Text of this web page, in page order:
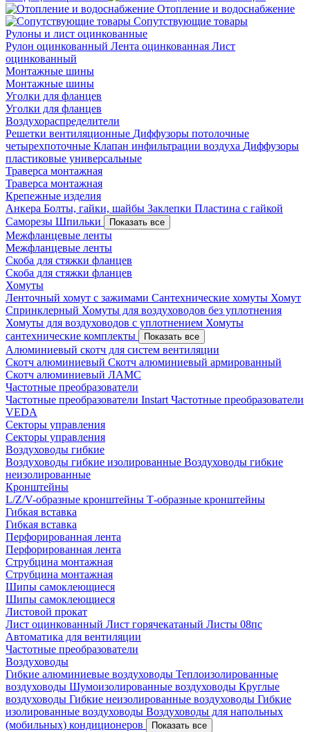
Отопление и водоснабжение
Сопутствующие товары
Рулоны и лист оцинкованные
Рулон оцинкованный Лента оцинкованная Лист
оцинкованный
Монтажные шины
Монтажные шины
Уголки для фланцев
Уголки для фланцев
Воздухораспределители
Решетки вентиляционные Диффузоры потолочные
четырехпоточные Клапан инфильтрации воздуха Диффузоры
пластиковые универсальные
Траверса монтажная
Траверса монтажная
Крепежные изделия
Анкера Болты, гайки, шайбы Заклепки Пластина с гайкой
Саморезы Шпильки Показать все
Межфланцевые ленты
Межфланцевые ленты
Скоба для стяжки фланцев
Скоба для стяжки фланцев
Хомуты
Ленточный хомут с зажимами Сантехнические хомуты Хомут
Спринклерный Хомуты для воздуховодов без уплотнения
Хомуты для воздуховодов с уплотнением Хомуты
сантехнические комплекты
Показать все
Алюминиевый скотч для систем вентиляции
Скотч алюминиевый Скотч алюминиевый армированный
Скотч алюминиевый ЛАМС
Частотные преобразователи
Частотные преобразователи Instart Частотные преобразователи
VEDA
Секторы управления
Секторы управления
Воздуховоды гибкие
Воздуховоды гибкие изолированные Воздуховоды гибкие
неизолированные
Кронштейны
L/Z/V-образные кронштейны Т-образные кронштейны
Гибкая вставка
Гибкая вставка
Перфорированная лента
Перфорированная лента
Струбцина монтажная
Струбцина монтажная
Шипы самоклеющиеся
Шипы самоклеющиеся
Листовой прокат
Лист оцинкованный Лист горячекатаный Листы 08пс
Автоматика для вентиляции
Частотные преобразователи
Воздуховоды
Гибкие алюминиевые воздуховоды Теплоизолированные
воздуховоды Шумоизолированные воздуховоды Круглые
воздуховоды Гибкие неизолированные воздуховоды Гибкие
изолированные воздуховоды Воздуховоды для напольных
(мобильных) кондиционеров
Показать все